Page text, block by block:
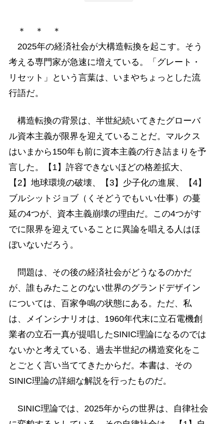
＊ ＊ ＊
2025年の経済社会が大構造転換を起こす。そう
考える専門家が急速に増えている。「グレート・
リセット」という言葉は、いまやちょっとした流
行語だ。
構造転換の背景は、半世紀続いてきたグローバ
ル資本主義が限界を迎えていることだ。マルクス
はいまから150年も前に資本主義の行き詰まりを予
言した。【1】許容できないほどの格差拡大、
【2】地球環境の破壊、【3】少子化の進展、【4】
ブルシットジョブ（くそどうでもいい仕事）の蔓
延の4つが、資本主義崩壊の理由だ。この4つがす
でに限界を迎えていることに異論を唱える人はほ
ぼいないだろう。
問題は、その後の経済社会がどうなるのかだ
が、誰もみたことのない世界のグランドデザイン
については、百家争鳴の状態にある。ただ、私
は、メインシナリオは、1960年代末に立石電機創
業者の立石一真が提唱したSINIC理論になるのでは
ないかと考えている、過去半世紀の構造変化をこ
とごとく言い当ててきたからだ。本書は、その
SINIC理論の詳細な解説を行ったものだ。
SINIC理論では、2025年からの世界は、自律社会